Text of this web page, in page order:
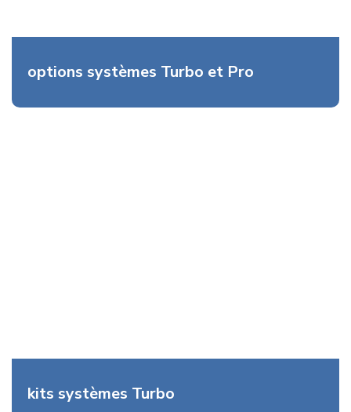
options systèmes Turbo et Pro
kits systèmes Turbo